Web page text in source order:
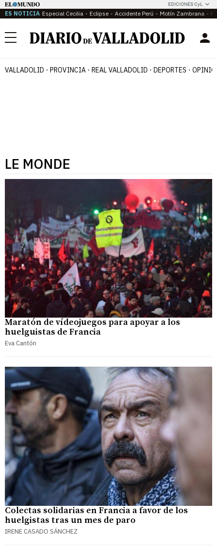
EDICIONES CyL
ES NOTICIA Especial Cecilia Eclipse Accidente Perú Motín Zambrana
Menú
VALLADOLID PROVINCIA REAL VALLADOLID DEPORTES
LE MONDE
Maratón de vídeojuegos para apoyar a los
huelguistas de Francia
Eva Cantón
Colectas solidarias en Francia a favor de los
huelgistas tras un mes de paro
IRENE CASADO SÁNCHEZ